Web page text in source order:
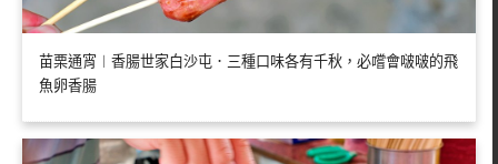
苗栗通宵︱香腸世家白沙屯．三種口味各有千秋，必嚐會啵啵的飛
魚卵香腸